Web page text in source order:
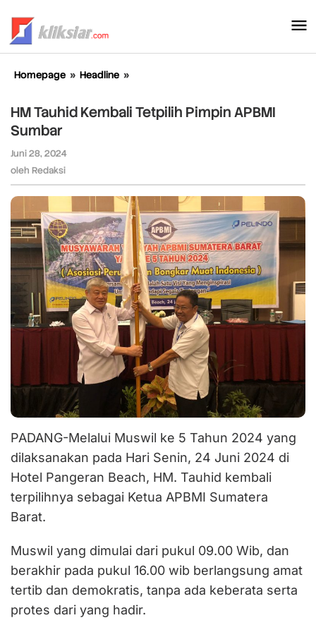
konten
Homepage » Headline »
Kembali
Tetpilih
HM Tauhid Kembali Tetpilih Pimpin APBMI
Sumbar
Juni 28, 2024
oleh Redaksi
PADANG-Melalui Muswil ke 5 Tahun 2024 yang
dilaksanakan pada Hari Senin, 24 Juni 2024 di
Hotel Pangeran Beach, HM. Tauhid kembali
terpilihnya sebagai Ketua APBMI Sumatera
Barat.
Muswil yang dimulai dari pukul 09.00 Wib, dan
berakhir pada pukul 16.00 wib berlangsung amat
tertib dan demokratis, tanpa ada keberata serta
protes dari yang hadir.